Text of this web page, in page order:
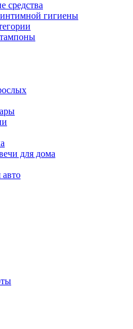
средства
интимной гигиены
для дома